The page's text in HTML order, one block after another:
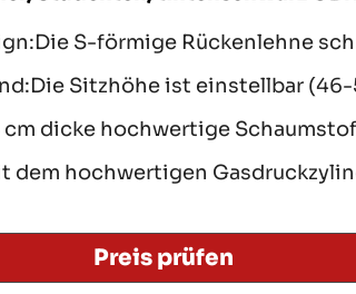
S-förmige Rückenlehne
Sitzhöhe ist einstellbar (46-
cm dicke hochwertige
dem hochwertigen
Preis prüfen